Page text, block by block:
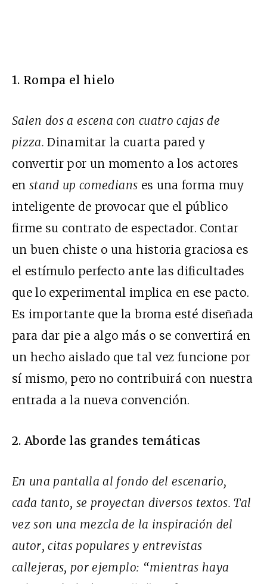
1. Rompa el hielo
Salen dos a escena con cuatro cajas de
pizza. Dinamitar la cuarta pared y
convertir por un momento a los actores
en stand up comedians es una forma muy
inteligente de provocar que el público
firme su contrato de espectador. Contar
un buen chiste o una historia graciosa es
el estímulo perfecto ante las dificultades
que lo experimental implica en ese pacto.
Es importante que la broma esté diseñada
para dar pie a algo más o se convertirá en
un hecho aislado que tal vez funcione por
sí mismo, pero no contribuirá con nuestra
entrada a la nueva convención.
2. Aborde las grandes temáticas
En una pantalla al fondo del escenario,
cada tanto, se proyectan diversos textos. Tal
vez son una mezcla de la inspiración del
autor, citas populares y entrevistas
callejeras, por ejemplo: “mientras haya